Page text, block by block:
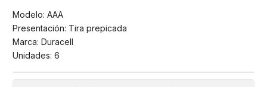
Modelo: AAA
Presentación: Tira prepicada
Marca: Duracell
Unidades: 6